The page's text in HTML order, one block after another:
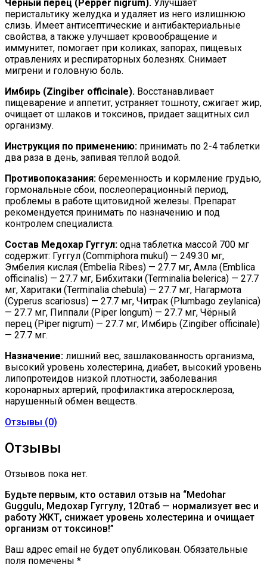
Чёрный перец (Pepper nigrum). Улучшает
перистальтику желудка и удаляет из него излишнюю
слизь. Имеет антисептические и антибактериальные
свойства, а также улучшает кровообращение и
иммунитет, помогает при коликах, запорах, пищевых
отравлениях и респираторных болезнях. Снимает
мигрени и головную боль.
Имбирь (Zingiber officinale). Восстанавливает
пищеварение и аппетит, устраняет тошноту, сжигает жир,
очищает от шлаков и токсинов, придает защитных сил
организму.
Инструкция по применению: принимать по 2-4 таблетки
два раза в день, запивая тёплой водой.
Противопоказания: беременность и кормление грудью,
гормональные сбои, послеоперационный период,
проблемы в работе щитовидной железы. Препарат
рекомендуется принимать по назначению и под
контролем специалиста.
Состав Медохар Гуггул: одна таблетка массой 700 мг
содержит: Гуггул (Commiphora mukul) — 249.30 мг,
Эмбелия кислая (Embelia Ribes) — 27.7 мг, Амла (Emblica
officinalis) — 27.7 мг, Бибхитаки (Terminalia belerica) — 27.7
мг, Харитаки (Terminalia chebula) — 27.7 мг, Нагармота
(Cyperus scariosus) — 27.7 мг, Читрак (Plumbago zeylanica)
— 27.7 мг, Пиппали (Piper longum) — 27.7 мг, Чёрный
перец (Piper nigrum) — 27.7 мг, Имбирь (Zingiber officinale)
— 27.7 мг.
Назначение: лишний вес, зашлакованность организма,
высокий уровень холестерина, диабет, высокий уровень
липопротеидов низкой плотности, заболевания
коронарных артерий, профилактика атеросклероза,
нарушенный обмен веществ.
Отзывы (0)
Отзывы
Отзывов пока нет.
Будьте первым, кто оставил отзыв на “Medohar
Guggulu, Медохар Гуггулу, 120таб — нормализует вес и
работу ЖКТ, снижает уровень холестерина и очищает
организм от токсинов!”
Ваш адрес email не будет опубликован. Обязательные
поля помечены *